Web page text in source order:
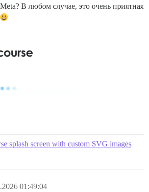
В любом случае, это очень приятная
splash screen with custom SVG images
01:49:04